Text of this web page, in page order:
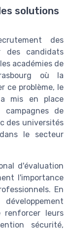
solutions
des
des candidats
académies de
où la
ce problème, le
mis en place
de
des universités
le secteur
d'évaluation
l'importance
En
renforcer leurs
sécurité,